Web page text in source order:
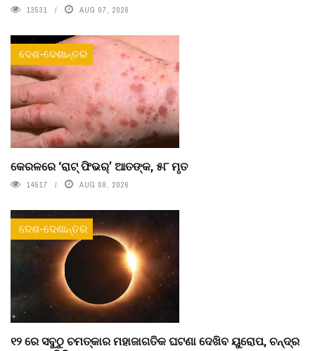
13531 AUG 07, 2026
ଦେଶ-ଦେଶାନ୍ତର
କେରଳରେ ‘ରାଟ୍ ଫିଭର୍’ ଆତଙ୍କ, ୫୮ ମୃତ
14517 AUG 08, 2026
ଦେଶ-ଦେଶାନ୍ତର
୧୨ ରେ ସବୁଠୁ ଚମତ୍କାର ମହାଜାଗତିକ ଘଟଣା ଦେଖିବ ୟୁରୋପ, ଚନ୍ଦ୍ର